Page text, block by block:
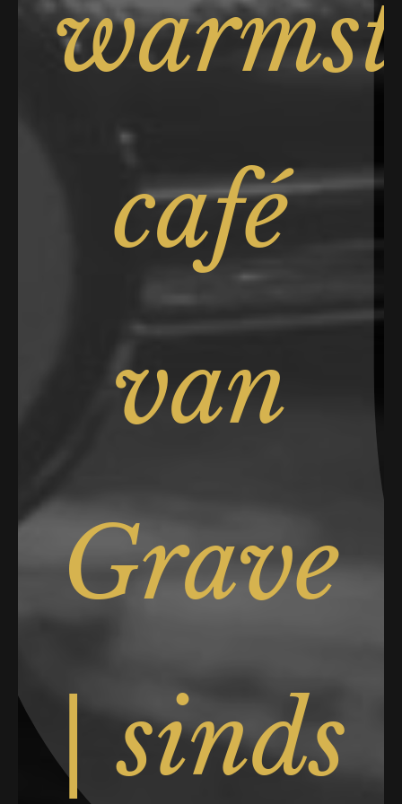
café
van
Grave
| sinds